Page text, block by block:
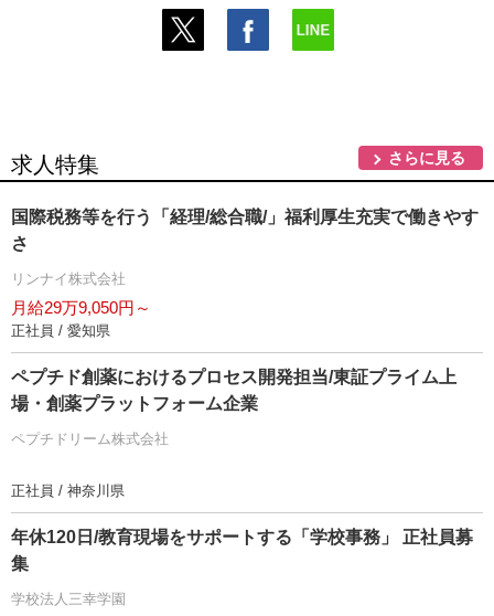
求人特集 さらに見る
国際税務等を行う「経理/総合職/」福利厚生充実で働きやす
さ
リンナイ株式会社
月給29万9,050円～
正社員 / 愛知県
ペプチド創薬におけるプロセス開発担当/東証プライム上
場・創薬プラットフォーム企業
ペプチドリーム株式会社
正社員 / 神奈川県
年休120日/教育現場をサポートする「学校事務」 正社員募
集
学校法人三幸学園